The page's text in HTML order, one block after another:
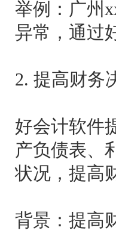
举例：广州
异常，通过
2. 提高财务
好会计软件
产负债表、
状况，提高
背景：提高